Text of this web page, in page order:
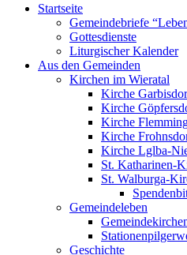
Startseite
Gemeindebriefe
Gottesdienste
Liturgischer Kalender
Aus den Gemeinden
Kirchen im Wieratal
Kirche
Kirche
Kirche
Kirche
Kirche Lglba-
St. Katharinen-
St. Walburga-
Gemeindeleben
Geschichte